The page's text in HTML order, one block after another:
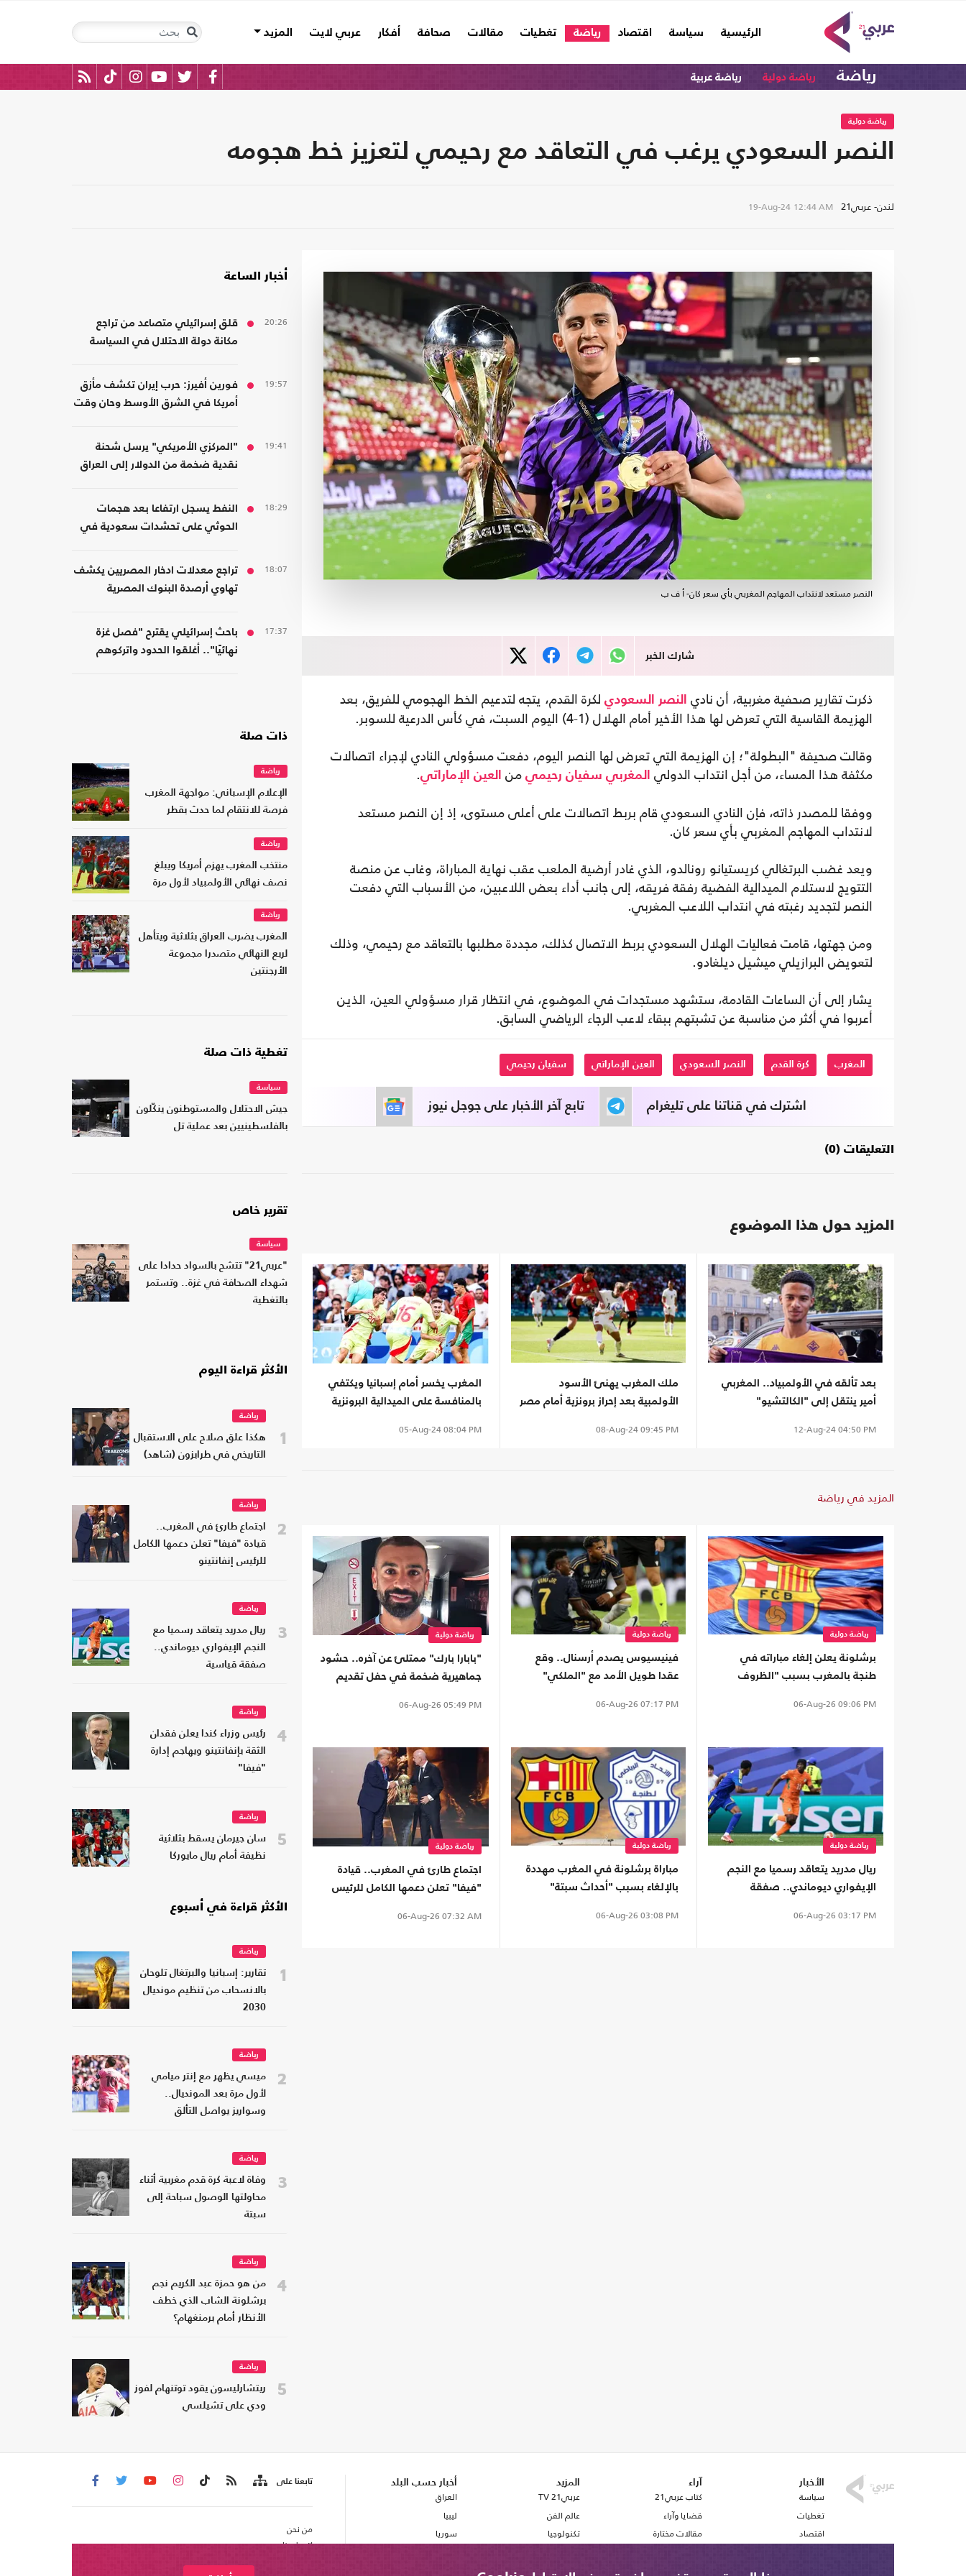
الرئيسية
(current) سياسة اقتصاد رياضة تغطيات مقالات صحافة أفكار عربي لايت المزيد
رياضة رياضة دولية رياضة عربية
رياضة دولية
النصر السعودي يرغب في التعاقد مع رحيمي لتعزيز خط هجومه
لندن- عربي21 19-Aug-24 12:44 AM
النصر مستعد لانتداب المهاجم المغربي بأي سعر كان- أ ف ب
شارك الخبر
ذكرت تقارير صحفية مغربية، أن نادي النصر السعودي لكرة القدم، يتجه لتدعيم الخط الهجومي للفريق، بعد
الهزيمة القاسية التي تعرض لها هذا الأخير أمام الهلال (1-4) اليوم السبت، في كأس الدرعية للسوبر.
وقالت صحيفة "البطولة"؛ إن الهزيمة التي تعرض لها النصر اليوم، دفعت مسؤولي النادي لإجراء اتصالات
مكثفة هذا المساء، من أجل انتداب الدولي
المغربي سفيان رحيمي من العين الإماراتي.
ووفقا للمصدر ذاته، فإن النادي السعودي قام بربط اتصالات على أعلى مستوى، إذ إن النصر مستعد
لانتداب المهاجم المغربي بأي سعر كان.
ويعد غضب البرتغالي كريستيانو رونالدو، الذي غادر أرضية الملعب عقب نهاية المباراة، وغاب عن منصة
التتويج لاستلام الميدالية الفضية رفقة فريقه، إلى جانب أداء بعض اللاعبين، من الأسباب التي دفعت
النصر لتجديد رغبته في انتداب اللاعب المغربي.
ومن جهتها، قامت فعاليات الهلال السعودي بربط الاتصال كذلك، مجددة مطلبها بالتعاقد مع رحيمي، وذلك
لتعويض البرازيلي ميشيل ديلغادو.
يشار إلى أن الساعات القادمة، ستشهد مستجدات في الموضوع، في انتظار قرار مسؤولي العين، الذين
أعربوا في أكثر من مناسبة عن تشبتهم ببقاء لاعب الرجاء الرياضي السابق.
المغرب كرة القدم النصر السعودي العين الإماراتي سفيان رحيمي
تابع آخر الأخبار على جوجل نيوز اشترك في قناتنا على تليغرام
التعليقات (0)
المزيد حول هذا الموضوع
بعد تألقه في الأولمبياد.. المغربي
أمير ينتقل إلى "الكالتشيو"
12-Aug-2404:50 PM
ملك المغرب يهنئ الأسود
الأولمبية بعد إحراز برونزية أمام مصر
08-Aug-2409:45 PM
المغرب يخسر أمام إسبانيا ويكتفي
بالمنافسة على الميدالية البرونزية
05-Aug-2408:04 PM
المزيد في رياضة
رياضة دولية
برشلونة يعلن إلغاء مباراته في
طنجة بالمغرب بسبب "الظروف
06-Aug-26 09:06 PM
رياضة دولية
فينيسيوس يصدم أرسنال.. وقع
عقدا طويل الأمد مع "الملكي"
06-Aug-26 07:17 PM
رياضة دولية
"بابارا بارك" ممتلئ عن آخره.. حشود
جماهيرية ضخمة في حفل تقديم
06-Aug-26 05:49 PM
رياضة دولية
ريال مدريد يتعاقد رسميا مع النجم
الإيفواري ديوماندي.. صفقة
06-Aug-26 03:17 PM
رياضة دولية
مباراة برشلونة في المغرب مهددة
بالإلغاء بسبب "أحداث سبتة"
06-Aug-26 03:08 PM
رياضة دولية
اجتماع طارئ في المغرب.. قيادة
"فيفا" تعلن دعمها الكامل للرئيس
06-Aug-26 07:32 AM
أخبار الساعة
20:26
قلق إسرائيلي متصاعد من تراجع
مكانة دولة الاحتلال في السياسة
19:57
فورين أفيرز: حرب إيران تكشف مأزق
أمريكا في الشرق الأوسط وحان وقت
19:41
"المركزي الأمريكي" يرسل شحنة
نقدية ضخمة من الدولار إلى العراق
18:29
النفط يسجل ارتفاعا بعد هجمات
الحوثي على تحشدات سعودية في
18:07
تراجع معدلات ادخار المصريين يكشف
تهاوي أرصدة البنوك المصرية
17:37
باحث إسرائيلي يقترح "فصل غزة
نهائيًا".. أغلقوا الحدود واتركوهم
ذات صلة
رياضة
الإعلام الإسباني: مواجهة المغرب
فرصة للانتقام لما حدث بقطر
رياضة
منتخب المغرب يهزم أمريكا ويبلغ
نصف نهائي الأولمبياد لأول مرة
رياضة
المغرب يضرب العراق بثلاثية ويتأهل
لربع النهائي متصدرا مجموعة
الأرجنتين
تغطية ذات صلة
سياسة
جيش الاحتلال والمستوطنون ينكّلون
بالفلسطينيين بعد عملية تل
تقرير خاص
سياسة
"عربي21" تتشح بالسواد حدادا على
شهداء الصحافة في غزة.. وتستمر
بالتغطية
الأكثر قراءة اليوم
1
رياضة
هكذا علق صلاح على الاستقبال
التاريخي في طرابزون (شاهد)
2
رياضة
اجتماع طارئ في المغرب..
قيادة "فيفا" تعلن دعمها الكامل
للرئيس إنفانتينو
3
رياضة
ريال مدريد يتعاقد رسميا مع
النجم الإيفواري ديوماندي..
صفقة قياسية
4
رياضة
رئيس وزراء كندا يعلن فقدان
الثقة بإنفانتينو ويهاجم إدارة
"فيفا"
5
رياضة
سان جيرمان يسقط بثلاثية
نظيفة أمام ريال مايوركا
الأكثر قراءة في أسبوع
1
رياضة
تقارير: إسبانيا والبرتغال تلوحان
بالانسحاب من تنظيم مونديال
2030
2
رياضة
ميسي يظهر مع إنتر ميامي
لأول مرة بعد المونديال..
وسواريز يواصل التألق
3
رياضة
وفاة لاعبة كرة قدم مغربية أثناء
محاولتها الوصول سباحة إلى
سبتة
4
رياضة
من هو حمزة عبد الكريم نجم
برشلونة الشاب الذي خطف
الأنظار أمام برمنغهام؟
5
رياضة
ريتشارليسون يقود توتنهام لفوز
ودي على تشيلسي
الأخبار
سياسة
تغطيات
اقتصاد
آراء
كتاب عربي21
قضايا وآراء
مقالات مختارة
استطلاع رأي
المزيد
عربي21 TV
عالم الفن
تكنولوجيا
أخبار حسب البلد
العراق
ليبيا
سوريا
تابعنا على
من نحن
اتصل بنا